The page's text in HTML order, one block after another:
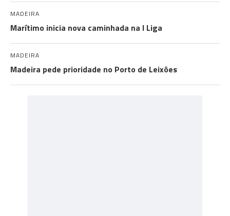
MADEIRA
Marítimo inicia nova caminhada na I Liga
MADEIRA
Madeira pede prioridade no Porto de Leixões